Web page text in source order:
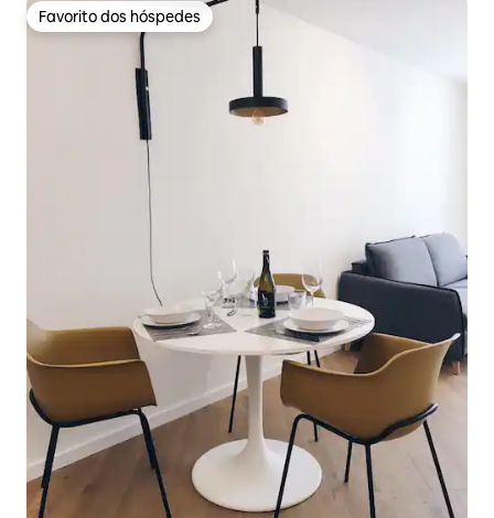
Favorito dos hóspedes
Favorito dos hóspedes